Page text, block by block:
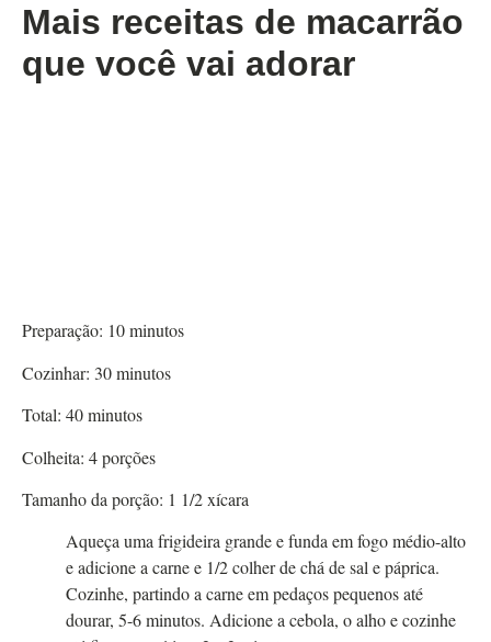
Mais receitas de macarrão
que você vai adorar
Preparação: 10minutos
Cozinhar: 30minutos
Total: 40minutos
Colheita: 4porções
Tamanho da porção: 1 1/2 xícara
Aqueça uma frigideira grande e funda em fogo médio-alto
e adicione a carne e 1/2 colher de chá de sal e páprica.
Cozinhe, partindo a carne em pedaços pequenos até
dourar, 5-6 minutos. Adicione a cebola, o alho e cozinhe